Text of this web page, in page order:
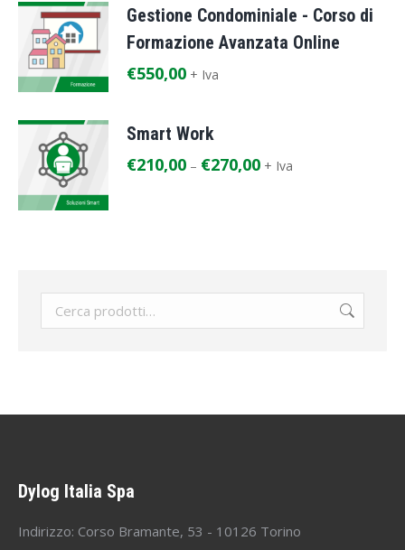
Gestione Condominiale - Corso di
Formazione Avanzata Online
€550,00 + Iva
Smart Work
€210,00 – €270,00 + Iva
Dylog Italia Spa
Indirizzo: Corso Bramante, 53 - 10126 Torino